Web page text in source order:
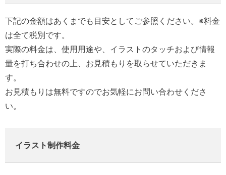
下記の金額はあくまでも目安としてご参照ください。※料金
は全て税別です。
実際の料金は、使用用途や、イラストのタッチおよび情報
量を打ち合わせの上、お見積もりを取らせていただきま
す。
お見積もりは無料ですのでお気軽にお問い合わせくださ
い。
イラスト制作料金